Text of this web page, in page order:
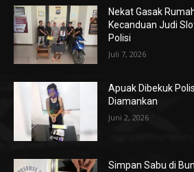
Nekat Gasak
Kecanduan Judi
Polisi
Juli 7, 2026
Apuak Dibekuk
Diamankan
Juni 2, 2026
Simpan Sabu di